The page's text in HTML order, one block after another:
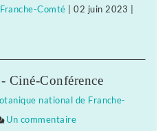
Comté |02 juin 2023
Ciné-Conférence
national de Franche-
Un commentaire